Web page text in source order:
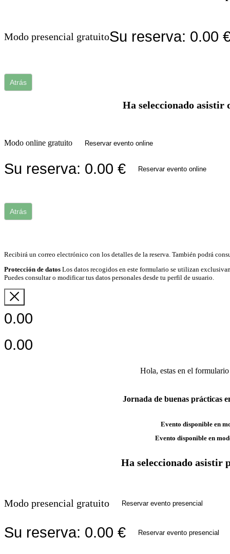
Modo presencial gratuitoSu reserva: 0.00
Atrás
Ha seleccionado asistir
Modo online gratuito Reservar evento online
Su reserva: 0.00 € Reservar evento online
Atrás
Recibirá un correo electrónico con los detalles de la reserva. También podrá
Protección de datos Los datos recogidos en este formulario se utilizan
Puedes consultar o modificar tus datos personales desde tu perfil de usuario.
0.00
0.00
Hola, estas en el formulario
Jornada de buenas prácticas
Evento disponible en
Evento disponible en
Ha seleccionado asistir
Modo presencial gratuito Reservar evento presencial
Su reserva: 0.00 € Reservar evento presencial